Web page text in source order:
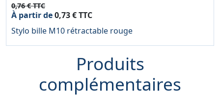
0,76 € TTC
À partir de0,73 € TTC
Stylo bille M10 rétractable rouge
Produits
complémentaires